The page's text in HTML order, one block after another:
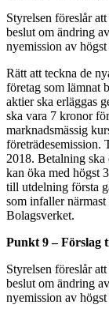
Styrelsen föreslår
beslut om ändring
nyemission av
Rätt att teckna de
företag som lämnat
aktier ska erläggas
ska vara 7 kronor
marknadsmässig
företrädesemission.
2018. Betalning
kan öka med högst
till utdelning första
som infaller
Bolagsverket.
Punkt 9 – Förslag
Styrelsen föreslår
beslut om ändring
nyemission av